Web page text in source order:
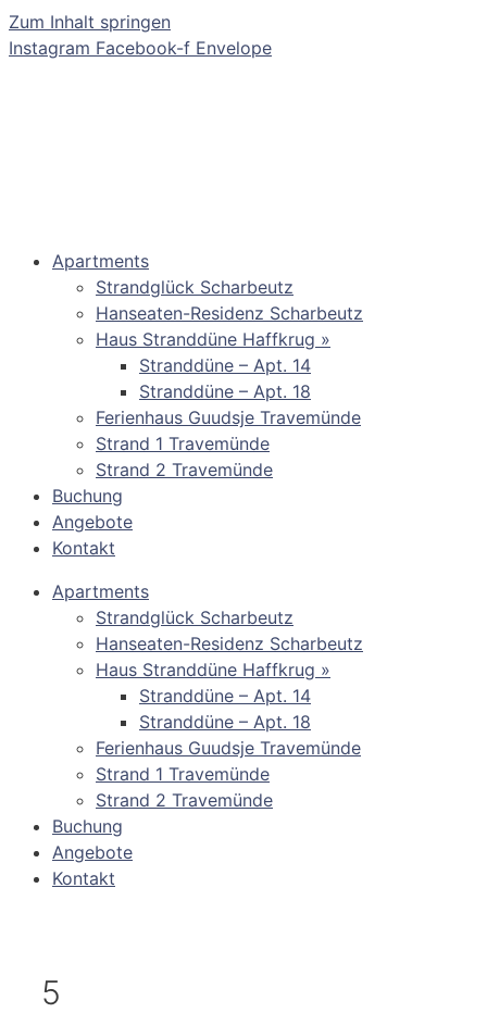
Zum Inhalt springen
Instagram Facebook-f Envelope
Apartments
Strandglück Scharbeutz
Hanseaten-Residenz Scharbeutz
Haus Stranddüne Haffkrug »
Stranddüne – Apt. 14
Stranddüne – Apt. 18
Ferienhaus Guudsje Travemünde
Strand 1 Travemünde
Strand 2 Travemünde
Buchung
Angebote
Kontakt
Apartments
Strandglück Scharbeutz
Hanseaten-Residenz Scharbeutz
Haus Stranddüne Haffkrug »
Stranddüne – Apt. 14
Stranddüne – Apt. 18
Ferienhaus Guudsje Travemünde
Strand 1 Travemünde
Strand 2 Travemünde
Buchung
Angebote
Kontakt
5